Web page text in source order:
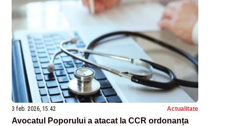
3 feb. 2026, 15:42 Actualitate
Avocatul Poporului a atacat la CCR ordonanța